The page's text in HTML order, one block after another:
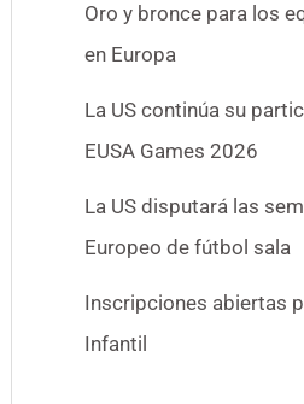
Oro y bronce para los
en Europa
La US continúa su
EUSA Games 2026
La US disputará las
Europeo de fútbol sala
Inscripciones abiertas
Infantil